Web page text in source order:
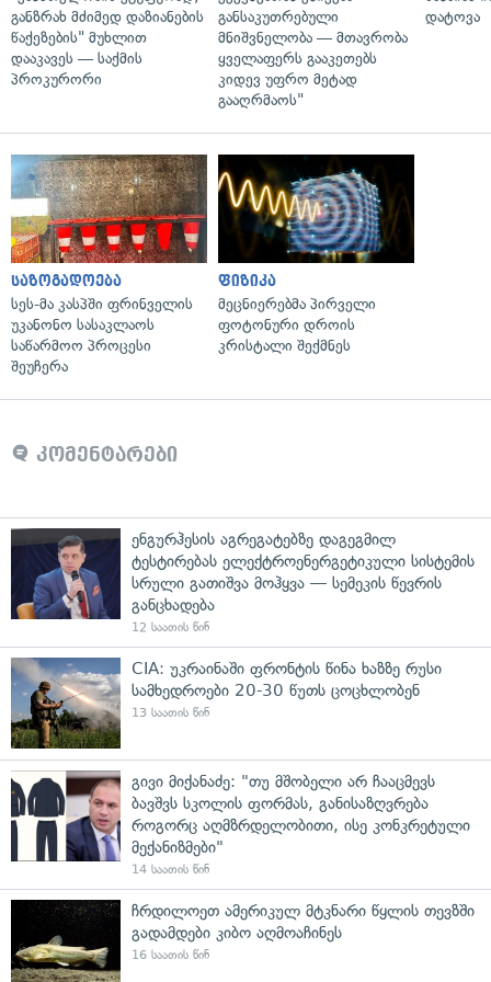
განზრახ მძიმედ დაზიანების
წაქეზების" მუხლით
დააკავეს — საქმის
პროკურორი
განსაკუთრებული
მნიშვნელობა — მთავრობა
ყველაფერს გააკეთებს
კიდევ უფრო მეტად
გააღრმაოს"
დატოვა
საზოგადოება
სეს-მა კასპში ფრინველის
უკანონო სასაკლაოს
საწარმოო პროცესი
შეუჩერა
ფიზიკა
მეცნიერებმა პირველი
ფოტონური დროის
კრისტალი შექმნეს
კომენტარები
ენგურჰესის აგრეგატებზე დაგეგმილ
ტესტირებას ელექტროენერგეტიკული სისტემის
სრული გათიშვა მოჰყვა — სემეკის წევრის
განცხადება
12 საათის წინ
CIA: უკრაინაში ფრონტის წინა ხაზზე რუსი
სამხედროები 20-30 წუთს ცოცხლობენ
13 საათის წინ
გივი მიქანაძე: "თუ მშობელი არ ჩააცმევს
ბავშვს სკოლის ფორმას, განისაზღვრება
როგორც აღმზრდელობითი, ისე კონკრეტული
მექანიზმები"
14 საათის წინ
ჩრდილოეთ ამერიკულ მტკნარი წყლის თევზში
გადამდები კიბო აღმოაჩინეს
16 საათის წინ